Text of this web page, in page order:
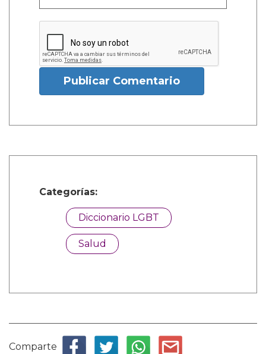
Publicar Comentario
Categorías:
Diccionario LGBT
Salud
Comparte